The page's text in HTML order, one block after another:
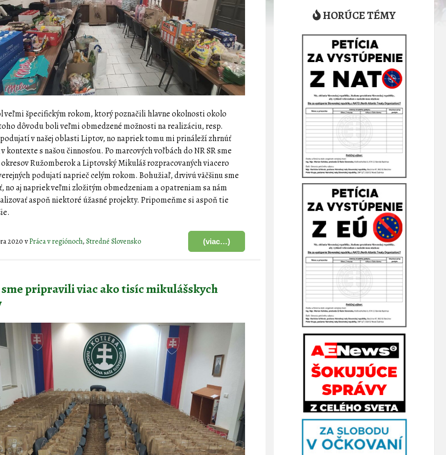
veľmi špecifickým rokom, ktorý poznačili hlavne okolnosti okolo
dôvodu boli veľmi obmedzené možnosti na realizáciu, resp.
v našej oblasti Liptov, no napriek tomu mi prináleží zhrnúť
kontexte s našou činnosťou. Po marcových voľbách do NR SR sme
Ružomberok a Liptovský Mikuláš rozpracovaných viacero
podujatí naprieč celým rokom. Bohužiaľ, drvivú väčšinu sme
no aj napriek veľmi zložitým obmedzeniam a opatreniam sa nám
aspoň niektoré úžasné projekty. Pripomeňme si aspoň tie
(viac…)
2020vPráca v regiónoch,Stredné Slovensko
pripravili viac ako tisíc mikulášskych
HORÚCE TÉMY